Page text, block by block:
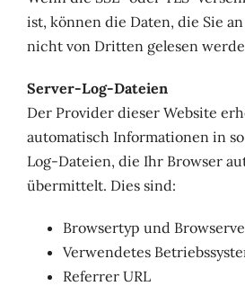
ist, können die Daten, die Sie
nicht von Dritten gelesen
Server-Log-Dateien
Der Provider dieser Website
automatisch Informationen in
Log-Dateien, die Ihr Browser
übermittelt. Dies sind:
Browsertyp und
Verwendetes
Referrer URL